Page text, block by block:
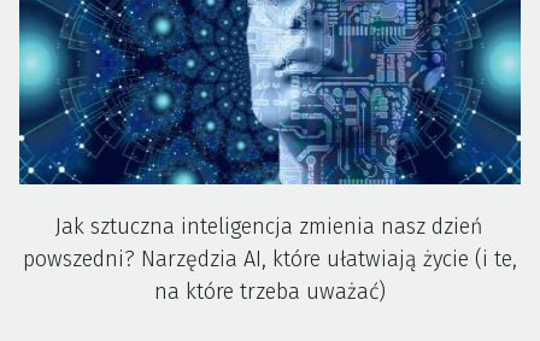
Jak sztuczna inteligencja zmienia nasz dzień
powszedni? Narzędzia AI, które ułatwiają życie (i te,
na które trzeba uważać)